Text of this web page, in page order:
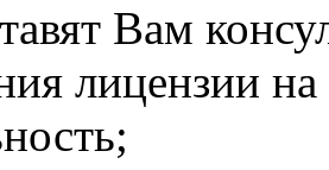
Вам
лицензии